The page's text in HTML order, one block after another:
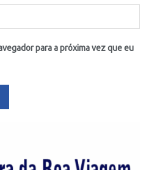
para a próxima vez que eu